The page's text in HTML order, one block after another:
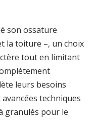
son ossature
la toiture –, un choix
tout en limitant
leurs besoins
techniques
granulés pour le